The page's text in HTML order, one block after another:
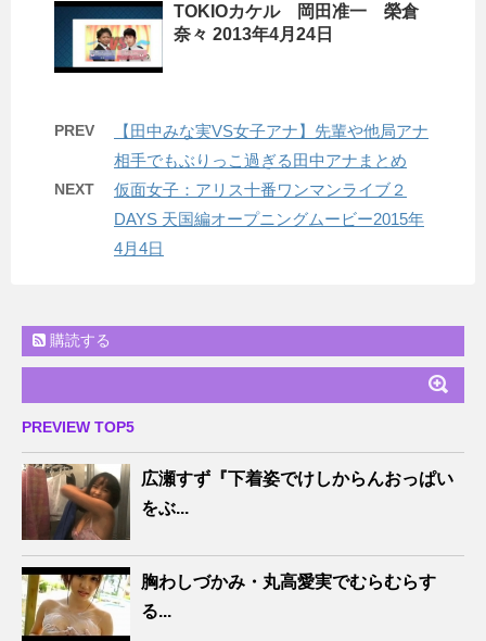
TOKIOカケル 岡田准一 榮倉
奈々 2013年4月24日
PREV
【田中みな実VS女子アナ】先輩や他局アナ
相手でもぶりっこ過ぎる田中アナまとめ
NEXT
仮面女子：アリス十番ワンマンライブ２
DAYS 天国編オープニングムービー2015年
4月4日
購読する
PREVIEW TOP5
広瀬すず『下着姿でけしからんおっぱい
をぶ...
胸わしづかみ・丸高愛実でむらむらす
る...